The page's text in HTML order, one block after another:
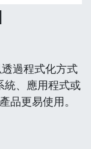
過程式化方式
統、應用程式或
品更易使用。